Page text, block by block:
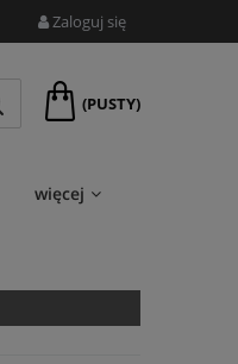
Zaloguj się
(PUSTY)
więcej